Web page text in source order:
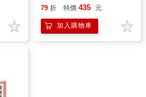
79 折 特價 435 元
加入購物車